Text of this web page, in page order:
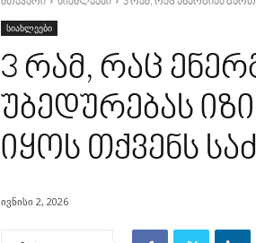
სიახლეები
3 რამ, რაც
უბედურებას
იყოს თქვენს
ივნისი 2, 2026